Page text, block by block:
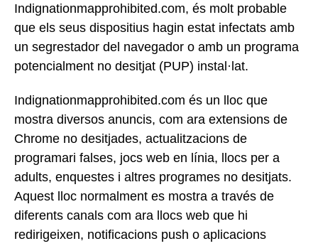
Indignationmapprohibited.com, és molt probable
que els seus dispositius hagin estat infectats amb
un segrestador del navegador o amb un programa
potencialment no desitjat (PUP) instal·lat.
Indignationmapprohibited.com és un lloc que
mostra diversos anuncis, com ara extensions de
Chrome no desitjades, actualitzacions de
programari falses, jocs web en línia, llocs per a
adults, enquestes i altres programes no desitjats.
Aquest lloc normalment es mostra a través de
diferents canals com ara llocs web que hi
redirigeixen, notificacions push o aplicacions